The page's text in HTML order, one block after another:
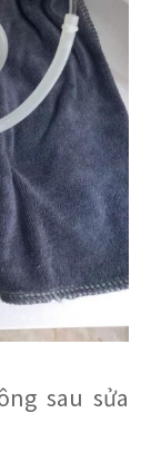
sau sửa